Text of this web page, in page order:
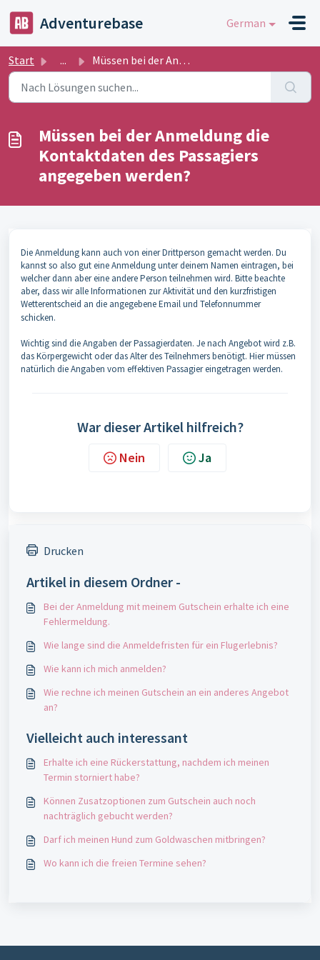
Adventurebase German
Start ... Müssen bei der Anmeldung die Kontaktdaten des Passagiers ...
Müssen bei der Anmeldung die
Kontaktdaten des Passagiers
angegeben werden?
Die Anmeldung kann auch von einer Drittperson gemacht werden. Du
kannst so also gut eine Anmeldung unter deinem Namen eintragen, bei
welcher dann aber eine andere Person teilnehmen wird. Bitte beachte
aber, dass wir alle Informationen zur Aktivität und den kurzfristigen
Wetterentscheid an die angegebene Email und Telefonnummer
schicken.
Wichtig sind die Angaben der Passagierdaten. Je nach Angebot wird z.B.
das Körpergewicht oder das Alter des Teilnehmers benötigt. Hier müssen
natürlich die Angaben vom effektiven Passagier eingetragen werden.
War dieser Artikel hilfreich?
Nein Ja
Drucken
Artikel in diesem Ordner -
Bei der Anmeldung mit meinem Gutschein erhalte ich eine
Fehlermeldung.
Wie lange sind die Anmeldefristen für ein Flugerlebnis?
Wie kann ich mich anmelden?
Wie rechne ich meinen Gutschein an ein anderes Angebot
an?
Vielleicht auch interessant
Erhalte ich eine Rückerstattung, nachdem ich meinen
Termin storniert habe?
Können Zusatzoptionen zum Gutschein auch noch
nachträglich gebucht werden?
Darf ich meinen Hund zum Goldwaschen mitbringen?
Wo kann ich die freien Termine sehen?